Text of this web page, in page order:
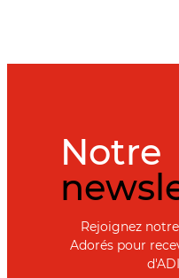
Notre
Rejoignez
Adorés pour